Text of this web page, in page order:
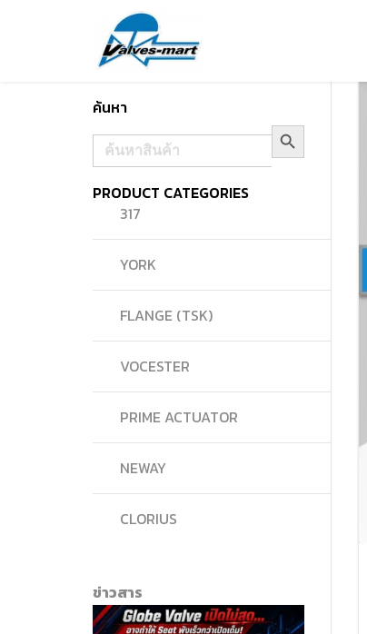
ค้นหา
Search
for:
Search Button
PRODUCT CATEGORIES
317
YORK
FLANGE (TSK)
VOCESTER
PRIME ACTUATOR
NEWAY
CLORIUS
ข่าวสาร